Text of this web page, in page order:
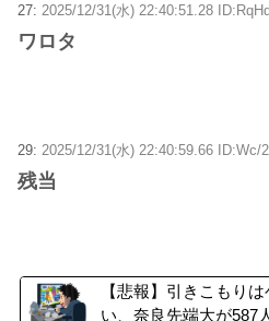
27: 2025/12/31(水) 22:40:51.28
ワロタ
29: 2025/12/31(水) 22:40:59.66 ID:Wc/
残当
【悲報】引きこもり
い、奈良先端大が